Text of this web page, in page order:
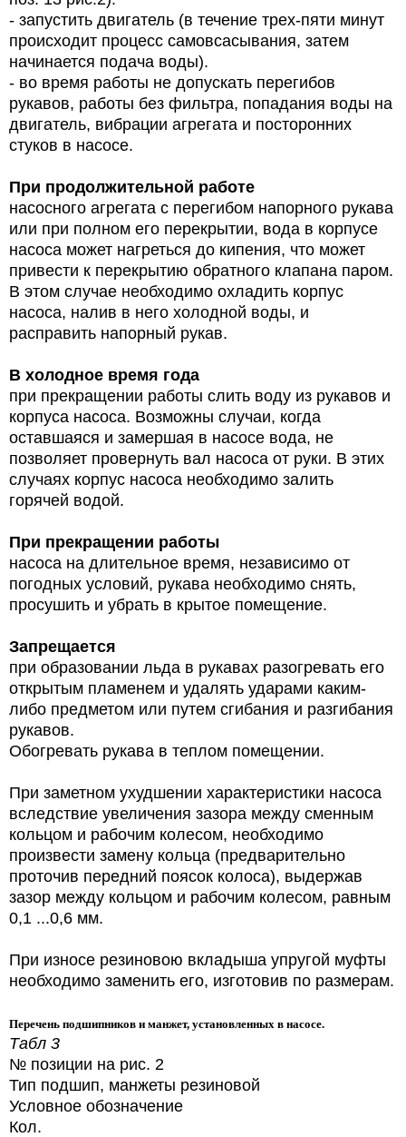
- запустить двигатель (в течение трех-пяти минут
происходит процесс самовсасывания, затем
начинается подача воды).
- во время работы не допускать перегибов
рукавов, работы без фильтра, попадания воды на
двигатель, вибрации агрегата и посторонних
стуков в насосе.
При продолжительной работе
насосного агрегата с перегибом напорного рукава
или при полном его перекрытии, вода в корпусе
насоса может нагреться до кипения, что может
привести к перекрытию обратного клапана паром.
В этом случае необходимо охладить корпус
насоса, налив в него холодной воды, и
расправить напорный рукав.
В холодное время года
при прекращении работы слить воду из рукавов и
корпуса насоса. Возможны случаи, когда
оставшаяся и замершая в насосе вода, не
позволяет провернуть вал насоса от руки. В этих
случаях корпус насоса необходимо залить
горячей водой.
При прекращении работы
насоса на длительное время, независимо от
погодных условий, рукава необходимо снять,
просушить и убрать в крытое помещение.
Запрещается
при образовании льда в рукавах разогревать его
открытым пламенем и удалять ударами каким-
либо предметом или путем cгибания и разгибания
рукавов.
Обогревать рукава в теплом помещении.
При заметном ухудшении характеристики насоса
вследствие увеличения зазора между сменным
кольцом и рабочим колесом, необходимо
произвести замену кольца (предварительно
проточив передний поясок колоса), выдержав
зазор между кольцом и рабочим колесом, равным
0,1 ...0,6 мм.
При износе резиновою вкладыша упругой муфты
необходимо заменить его, изготовив по размерам.
Перечень подшипников и манжет, установленных в насосе.
Табл 3
№ позиции на рис. 2
Тип подшип, манжеты резиновой
Условное обозначение
Кол.